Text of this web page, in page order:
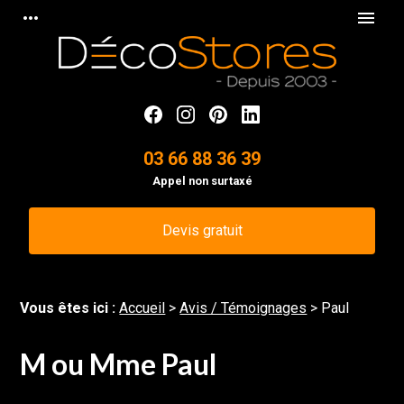
more_horiz menu
03 66 88 36 39
Appel non surtaxé
Devis gratuit
Vous êtes ici :Accueil >Avis / Témoignages > Paul
M ou Mme Paul